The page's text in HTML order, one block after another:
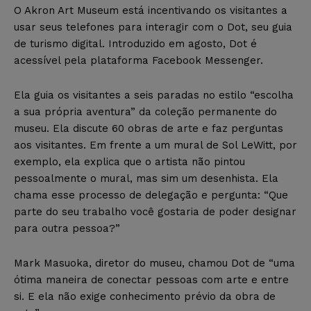
O Akron Art Museum está incentivando os visitantes a
usar seus telefones para interagir com o Dot, seu guia
de turismo digital. Introduzido em agosto, Dot é
acessível pela plataforma Facebook Messenger.
Ela guia os visitantes a seis paradas no estilo “escolha
a sua própria aventura” da coleção permanente do
museu. Ela discute 60 obras de arte e faz perguntas
aos visitantes. Em frente a um mural de Sol LeWitt, por
exemplo, ela explica que o artista não pintou
pessoalmente o mural, mas sim um desenhista. Ela
chama esse processo de delegação e pergunta: “Que
parte do seu trabalho você gostaria de poder designar
para outra pessoa?”
Mark Masuoka, diretor do museu, chamou Dot de “uma
ótima maneira de conectar pessoas com arte e entre
si. E ela não exige conhecimento prévio da obra de